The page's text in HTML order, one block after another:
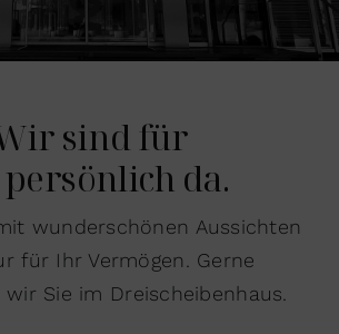
sind für
persönlich da.
wunderschönen Aussichten
für Ihr Vermögen. Gerne
Sie im Dreischeibenhaus.